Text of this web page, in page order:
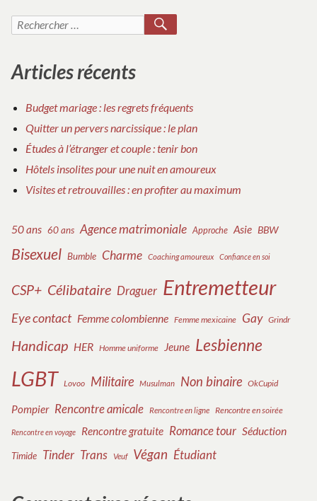
Recherche
Articles récents
Budget mariage : les regrets fréquents
Quitter un pervers narcissique : le plan
Études à l’étranger et couple : tenir bon
Hôtels insolites pour une nuit en amoureux
Visites et retrouvailles : en profiter au maximum
50 ans 60 ans Agence matrimoniale Approche Asie BBW
Bisexuel Bumble Charme Coaching amoureux Confiance en soi
CSP+ Célibataire Draguer Entremetteur
Eye contact Femme colombienne Femme mexicaine Gay Grindr
Handicap HER Homme uniforme Jeune Lesbienne
LGBT Lovoo Militaire Musulman Non binaire OkCupid
Pompier Rencontre amicale Rencontre en ligne Rencontre en soirée
Rencontre en voyage Rencontre gratuite Romance tour Séduction
Timide Tinder Trans Veuf Végan Étudiant